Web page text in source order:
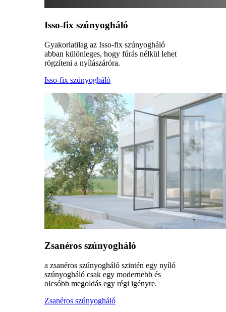
Isso-fix szúnyogháló
Gyakorlatilag az Isso-fix szúnyogháló
abban különleges, hogy fúrás nélkül lehet
rögzíteni a nyílászáróra.
Isso-fix szúnyogháló
Zsanéros szúnyogháló
a zsanéros szúnyogháló szintén egy nyíló
szúnyogháló csak egy modernebb és
olcsóbb megoldás egy régi igényre.
Zsanéros szúnyogháló